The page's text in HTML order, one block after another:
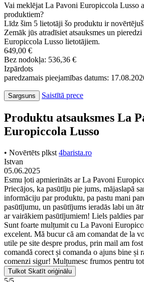
Vai meklējat La Pavoni Europiccola Lusso
produktiem?
Līdz šim 5 lietotāji šo produktu ir
Zemāk jūs atradīsiet atsauksmes un
Europiccola Lusso lietotājiem.
649,00 €
Bez nodokļa: 536,36 €
Izpārdots
paredzamais pieejamības datums:
Sargsuns Saistītā prece
Produktu atsauksmes La
Europiccola Lusso
• Novērtēts plkst 4barista.ro
Istvan
05.06.2025
Esmu ļoti apmierināts ar La Pavoni
Priecājos, ka pasūtīju pie jums, mājaslapā
informāciju par produktu, pa pastu mani
pasūtījumu, un pasūtījums ieradās labi un
ar vairākiem pasūtījumiem! Liels paldies
Sunt foarte mulțumit cu La Pavoni
excelent. Mă bucur că am comandat de la
utile pe site despre produs, prin mail am
comandă corect și comanda o ajuns bine și
comenzi sigur! Mulțumesc frumos pentru
Tulkot Skatīt oriģinālu